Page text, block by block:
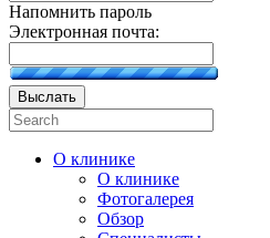
Напомнить пароль
Электронная почта:
Выслать
О клинике
О клинике
Фотогалерея
Обзор